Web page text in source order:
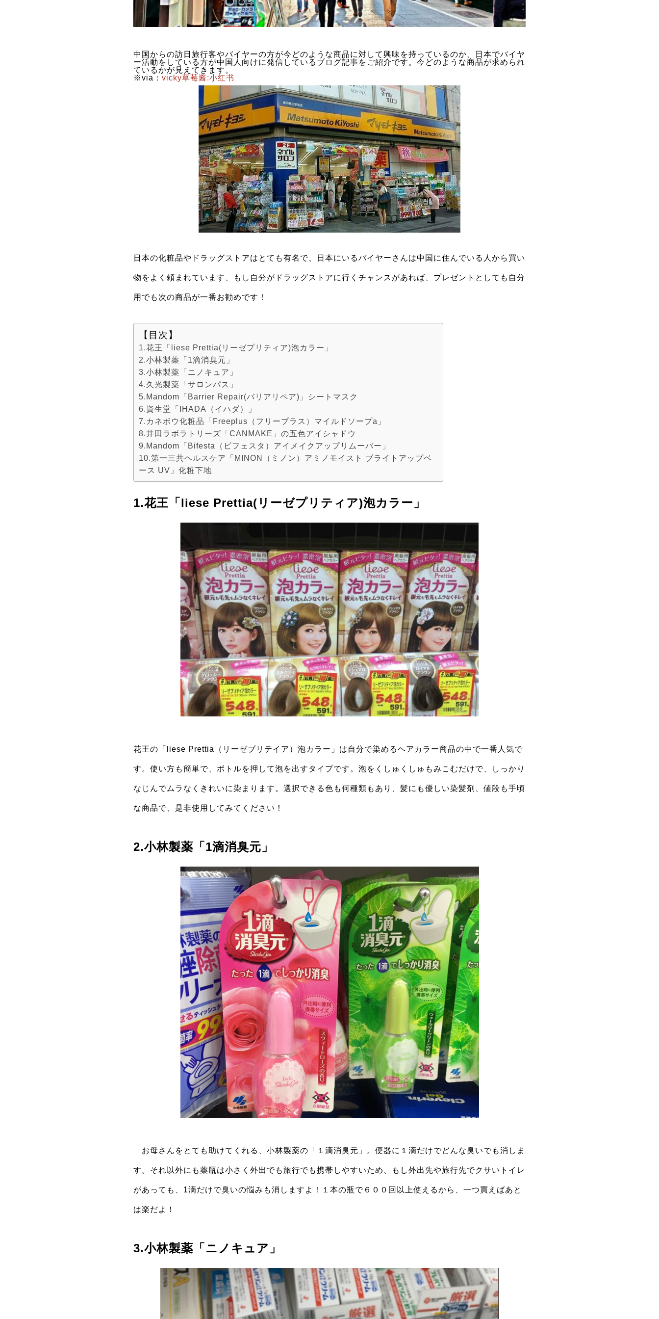
中国からの訪日旅行客やバイヤーの方が今どのような商品に対して興味を持っているのか、日本でバイヤ
ー活動をしている方が中国人向けに発信しているブログ記事をご紹介です。今どのような商品が求められ
ているかが見えてきます。
※via： vicky草莓酱:小红书
日本の化粧品やドラッグストアはとても有名で、日本にいるバイヤーさんは中国に住んでいる人から買い
物をよく頼まれています、もし自分がドラッグストアに行くチャンスがあれば、プレゼントとしても自分
用でも次の商品が一番お勧めです！
【目次】
1.花王「liese Prettia(リーゼプリティア)泡カラー」
2.小林製薬「1滴消臭元」
3.小林製薬「ニノキュア」
4.久光製薬「サロンパス」
5.Mandom「Barrier Repair(バリアリペア)」シートマスク
6.資生堂「IHADA（イハダ）」
7.カネボウ化粧品「Freeplus（フリープラス）マイルドソープa」
8.井田ラボラトリーズ「CANMAKE」の五色アイシャドウ
9.Mandom「Bifesta（ビフェスタ）アイメイクアップリムーバー」
10.第一三共ヘルスケア「MINON（ミノン）アミノモイスト ブライトアップベ
ース UV」化粧下地
1.花王「liese Prettia(リーゼプリティア)泡カラー」
花王の「liese Prettia（リーゼブリテイア）泡カラー」は自分で染めるヘアカラー商品の中で一番人気で
す。使い方も簡単で、ボトルを押して泡を出すタイプです。泡をくしゅくしゅもみこむだけで、しっかり
なじんでムラなくきれいに染まります。選択できる色も何種類もあり、髪にも優しい染髪剤、値段も手頃
な商品で、是非使用してみてください！
2.小林製薬「1滴消臭元」
お母さんをとても助けてくれる、小林製薬の「１滴消臭元」。便器に１滴だけでどんな臭いでも消しま
す。それ以外にも薬瓶は小さく外出でも旅行でも携帯しやすいため、もし外出先や旅行先でクサいトイレ
があっても、1滴だけで臭いの悩みも消しますよ！１本の瓶で６００回以上使えるから、一つ買えばあと
は楽だよ！
3.小林製薬「ニノキュア」